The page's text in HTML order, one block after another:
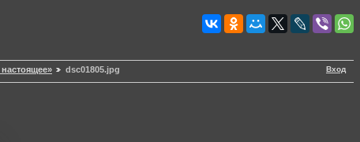
Вход
dsc01805.jpg